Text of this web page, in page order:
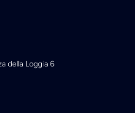
della Loggia 6